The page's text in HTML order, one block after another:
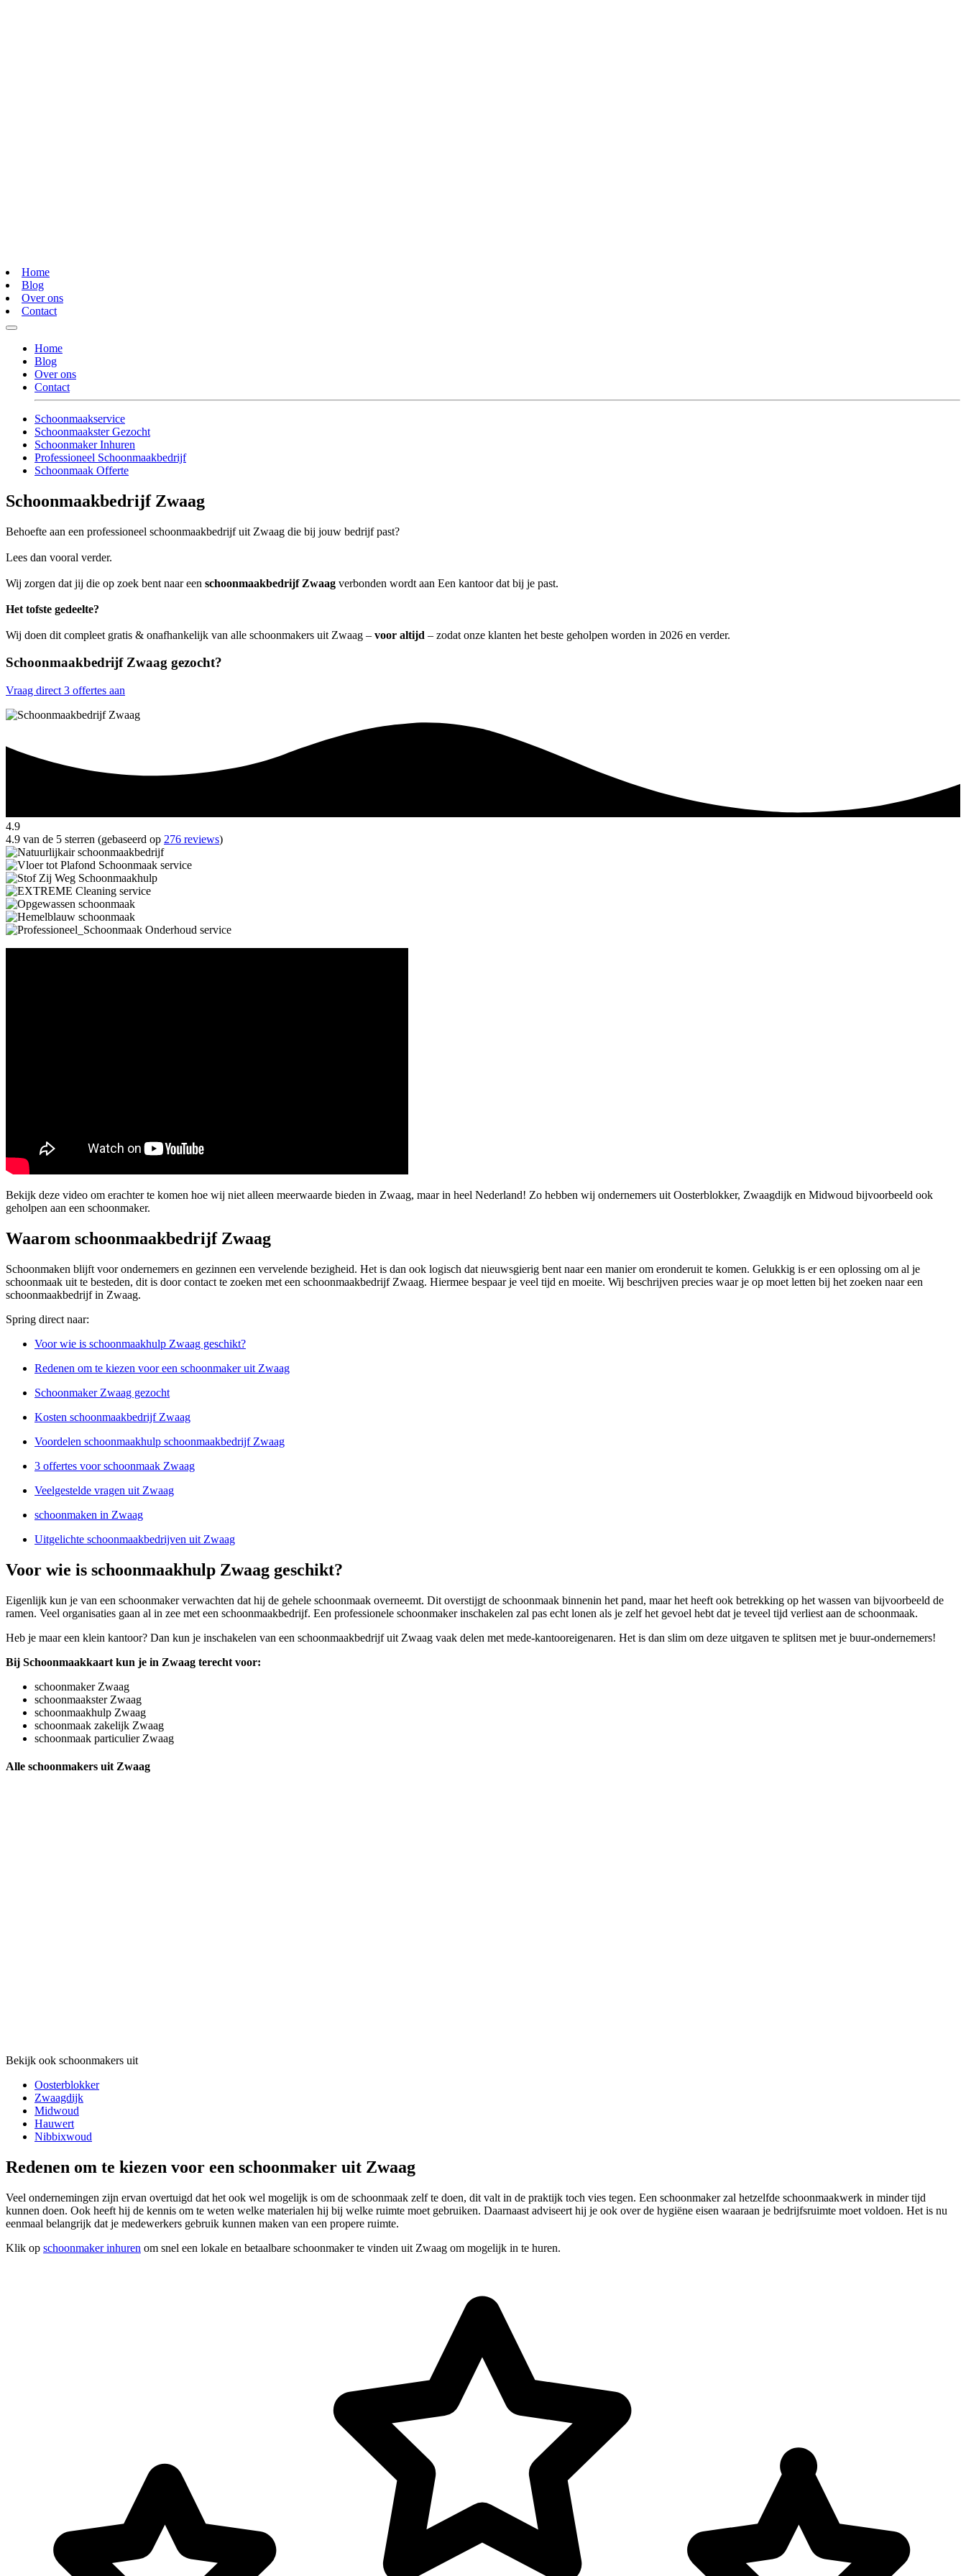
Home
Blog
Over ons
Contact
Home
Blog
Over ons
Contact
Schoonmaakservice
Schoonmaakster Gezocht
Schoonmaker Inhuren
Professioneel Schoonmaakbedrijf
Schoonmaak Offerte
Schoonmaakbedrijf Zwaag
Behoefte aan een professioneel schoonmaakbedrijf uit Zwaag die bij jouw bedrijf past?
Lees dan vooral verder.
Wij zorgen dat jij die op zoek bent naar een schoonmaakbedrijf Zwaag verbonden wordt aan Een kantoor dat bij je past.
Het tofste gedeelte?
Wij doen dit compleet gratis & onafhankelijk van alle schoonmakers uit Zwaag – voor altijd – zodat onze klanten het beste geholpen worden in 2026 en verder.
Schoonmaakbedrijf Zwaag gezocht?
Vraag direct 3 offertes aan
4.9
4.9 van de 5 sterren (gebaseerd op 276 reviews)
Bekijk deze video om erachter te komen hoe wij niet alleen meerwaarde bieden in Zwaag, maar in heel Nederland! Zo hebben wij ondernemers uit Oosterblokker, Zwaagdijk en Midwoud bijvoorbeeld ook
geholpen aan een schoonmaker.
Waarom schoonmaakbedrijf Zwaag
Schoonmaken blijft voor ondernemers en gezinnen een vervelende bezigheid. Het is dan ook logisch dat nieuwsgierig bent naar een manier om eronderuit te komen. Gelukkig is er een oplossing om al je
schoonmaak uit te besteden, dit is door contact te zoeken met een schoonmaakbedrijf Zwaag. Hiermee bespaar je veel tijd en moeite. Wij beschrijven precies waar je op moet letten bij het zoeken naar een
schoonmaakbedrijf in Zwaag.
Spring direct naar:
Voor wie is schoonmaakhulp Zwaag geschikt?
Redenen om te kiezen voor een schoonmaker uit Zwaag
Schoonmaker Zwaag gezocht
Kosten schoonmaakbedrijf Zwaag
Voordelen schoonmaakhulp schoonmaakbedrijf Zwaag
3 offertes voor schoonmaak Zwaag
Veelgestelde vragen uit Zwaag
schoonmaken in Zwaag
Uitgelichte schoonmaakbedrijven uit Zwaag
Voor wie is schoonmaakhulp Zwaag geschikt?
Eigenlijk kun je van een schoonmaker verwachten dat hij de gehele schoonmaak overneemt. Dit overstijgt de schoonmaak binnenin het pand, maar het heeft ook betrekking op het wassen van bijvoorbeeld de
ramen. Veel organisaties gaan al in zee met een schoonmaakbedrijf. Een professionele schoonmaker inschakelen zal pas echt lonen als je zelf het gevoel hebt dat je teveel tijd verliest aan de schoonmaak.
Heb je maar een klein kantoor? Dan kun je inschakelen van een schoonmaakbedrijf uit Zwaag vaak delen met mede-kantooreigenaren. Het is dan slim om deze uitgaven te splitsen met je buur-ondernemers!
Bij Schoonmaakkaart kun je in Zwaag terecht voor:
schoonmaker Zwaag
schoonmaakster Zwaag
schoonmaakhulp Zwaag
schoonmaak zakelijk Zwaag
schoonmaak particulier Zwaag
Alle schoonmakers uit Zwaag
Bekijk ook schoonmakers uit
Oosterblokker
Zwaagdijk
Midwoud
Hauwert
Nibbixwoud
Redenen om te kiezen voor een schoonmaker uit Zwaag
Veel ondernemingen zijn ervan overtuigd dat het ook wel mogelijk is om de schoonmaak zelf te doen, dit valt in de praktijk toch vies tegen. Een schoonmaker zal hetzelfde schoonmaakwerk in minder tijd
kunnen doen. Ook heeft hij de kennis om te weten welke materialen hij bij welke ruimte moet gebruiken. Daarnaast adviseert hij je ook over de hygiëne eisen waaraan je bedrijfsruimte moet voldoen. Het is nu
eenmaal belangrijk dat je medewerkers gebruik kunnen maken van een propere ruimte.
Klik op schoonmaker inhuren om snel een lokale en betaalbare schoonmaker te vinden uit Zwaag om mogelijk in te huren.